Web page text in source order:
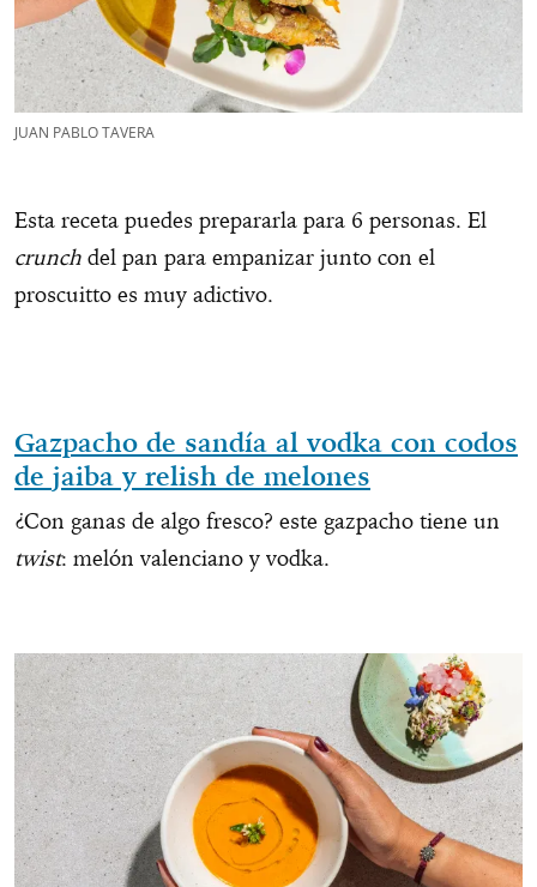
JUAN PABLO TAVERA
Esta receta puedes prepararla para 6 personas. El
crunch del pan para empanizar junto con el
proscuitto es muy adictivo.
Gazpacho de sandía al vodka con codos
de jaiba y relish de melones
¿Con ganas de algo fresco? este gazpacho tiene un
twist: melón valenciano y vodka.